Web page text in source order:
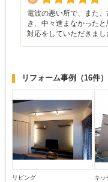
電波の悪い所で、また
き、中々進まなかった
対応をしていただきま
リフォーム事例 （16件）
リビング
キッ